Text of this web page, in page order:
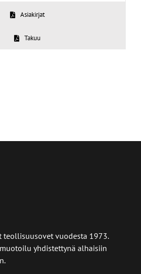
Asiakirjat
Takuu
teollisuusovet vuodesta 1973.
yhdistettynä alhaisiin